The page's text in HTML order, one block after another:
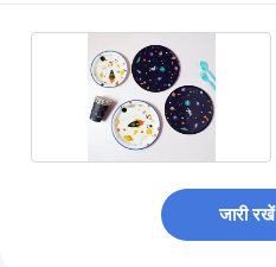
जारी रखें